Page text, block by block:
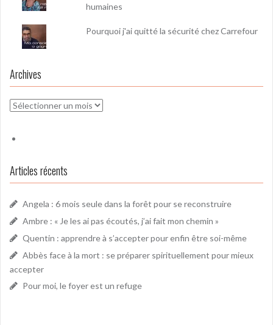
humaines
Pourquoi j'ai quitté la sécurité chez Carrefour
Archives
Archives
Articles récents
Angela : 6 mois seule dans la forêt pour se reconstruire
Ambre : « Je les ai pas écoutés, j’ai fait mon chemin »
Quentin : apprendre à s’accepter pour enfin être soi-même
Abbès face à la mort : se préparer spirituellement pour mieux
accepter
Pour moi, le foyer est un refuge